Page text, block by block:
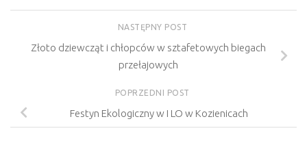
NASTĘPNY POST
Złoto dziewcząt i chłopców w sztafetowych biegach
przełajowych
POPRZEDNI POST
Festyn Ekologiczny w I LO w Kozienicach